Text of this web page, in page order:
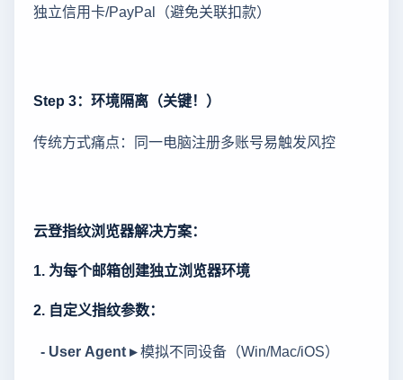
独立信用卡/PayPal（避免关联扣款）
Step 3：环境隔离（关键！）
传统方式痛点：同一电脑注册多账号易触发风控
云登指纹浏览器解决方案：
1. 为每个邮箱创建独立浏览器环境
2. 自定义指纹参数：
- User Agent ▸模拟不同设备（Win/Mac/iOS）